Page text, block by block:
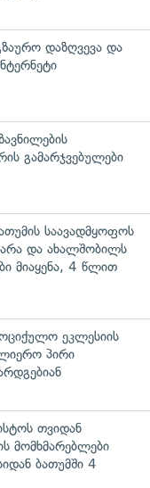
დაზღვევა და
გამარჯვებულები
საავადმყოფოს
და ახალშობილს
მიაყენა, 4 წლით
ეკლესიის
პირი
თვიდან
მომხმარებლები
ბათუმში 4